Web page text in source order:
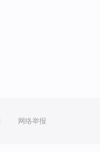
网络举报